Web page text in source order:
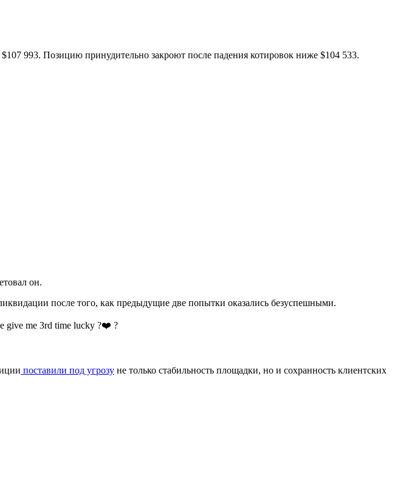
993. Позицию принудительно закроют после падения котировок ниже $104 533.
он.
после того, как предыдущие две попытки оказались безуспешными.
give me 3rd time lucky ?❤️ ?
поставили под угрозу не только стабильность площадки, но и сохранность клиентских